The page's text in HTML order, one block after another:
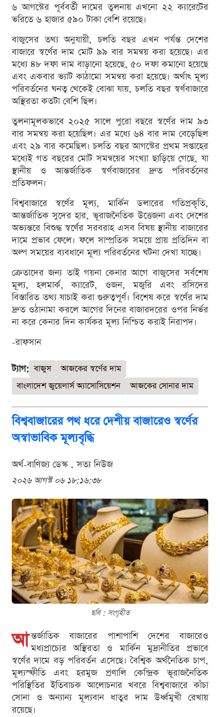
৬ আগস্টের পূর্ববর্তী দামের তুলনায় এখনো ২২ ক্যারেটের
ভরিতে ৬ হাজার ৫৯০ টাকা বেশি রয়েছে।
বাজুসের তথ্য অনুযায়ী, চলতি বছর এখন পর্যন্ত দেশের
বাজারে স্বর্ণের দাম মোট ৯৯ বার সমন্বয় করা হয়েছে। এর
মধ্যে ৪৮ দফা দাম বাড়ানো হয়েছে, ৫০ দফা কমানো হয়েছে
এবং একবার ভ্যাট কাঠামো সমন্বয় করা হয়েছে। অর্থাৎ মূল্য
পরিবর্তনের ঘনত্ব থেকেই বোঝা যায়, চলতি বছর স্বর্ণবাজারে
অস্থিরতা কতটা বেশি ছিল।
তুলনামূলকভাবে ২০২৫ সালে পুরো বছরে স্বর্ণের দাম ৯৩
বার সমন্বয় করা হয়েছিল। এর মধ্যে ৬৪ বার দাম বেড়েছিল
এবং ২৯ বার কমেছিল। চলতি বছর আগস্টের প্রথম সপ্তাহের
মধ্যেই গত বছরের মোট সমন্বয়ের সংখ্যা ছাড়িয়ে গেছে, যা
স্থানীয় ও আন্তর্জাতিক স্বর্ণবাজারের দ্রুত পরিবর্তনের
প্রতিফলন।
বিশ্ববাজারে স্বর্ণের মূল্য, মার্কিন ডলারের গতিপ্রকৃতি,
আন্তর্জাতিক সুদের হার, ভূরাজনৈতিক উত্তেজনা এবং দেশের
অভ্যন্তরে বিশুদ্ধ স্বর্ণের সরবরাহ এসব বিষয় স্থানীয় বাজারের
দামে প্রভাব ফেলে। ফলে সাম্প্রতিক সময়ে প্রায় প্রতিদিন বা
অল্প সময়ের ব্যবধানে মূল্য পরিবর্তনের ঘটনা দেখা যাচ্ছে।
ক্রেতাদের জন্য তাই গয়না কেনার আগে বাজুসের সর্বশেষ
মূল্য, হলমার্ক, ক্যারেট, ওজন, মজুরি এবং রসিদের
বিস্তারিত তথ্য যাচাই করা গুরুত্বপূর্ণ। বিশেষ করে স্বর্ণের দাম
দ্রুত ওঠানামা করলে আগের দিনের বাজারদরের ওপর নির্ভর
না করে কেনার দিন কার্যকর মূল্য নিশ্চিত করাই নিরাপদ।
-রাফসান
ট্যাগ: বাজুস
আজকের স্বর্ণের দাম
বাংলাদেশ জুয়েলার্স অ্যাসোসিয়েশন
আজকের সোনার দাম
বিশ্ববাজারের পথ ধরে দেশীয় বাজারেও স্বর্ণের
অস্বাভাবিক মূল্যবৃদ্ধি
অর্থ-বাণিজ্য ডেস্ক . সত্য নিউজ
২০২৬ আগস্ট ০৬ ১৮:১৬:৩৮
ছবি : সংগৃহীত
আ ন্তর্জাতিক বাজারের পাশাপাশি দেশের বাজারেও
মধ্যপ্রাচ্যের অস্থিরতা ও মার্কিন মুদ্রানীতির প্রভাবে
স্বর্ণের দামে বড় পরিবর্তন এসেছে। বৈশ্বিক অর্থনৈতিক চাপ,
মূল্যস্ফীতি এবং হরমুজ প্রণালি কেন্দ্রিক ভূরাজনৈতিক
পরিস্থিতির ইতিবাচক আলোচনার খবরে বিশ্ববাজারে কাঁচা
সোনা ও অন্যান্য মূল্যবান ধাতুর দাম উর্ধ্বমুখী রেখায়
রয়েছে।